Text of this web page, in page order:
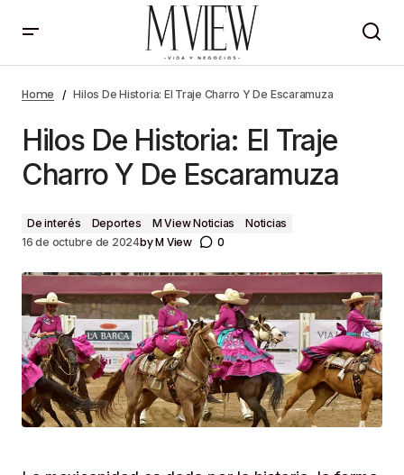
Home Hilos De Historia: El Traje Charro Y De Escaramuza
Hilos De Historia: El Traje
Charro Y De Escaramuza
De interés Deportes M View Noticias
Noticias
16 de octubre de 2024byM View 0